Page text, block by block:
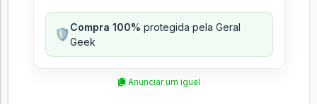
🛡️Compra 100% protegida pela Geral
Geek
Anunciar um igual